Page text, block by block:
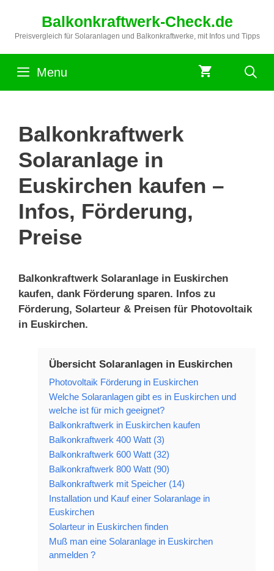
springen
Balkonkraftwerk-Check.de
Preisvergleich für Solaranlagen und Balkonkraftwerke, mit Infos und Tipps
Menu
Balkonkraftwerk
Solaranlage in
Euskirchen kaufen –
Infos, Förderung,
Preise
Balkonkraftwerk Solaranlage in Euskirchen
kaufen, dank Förderung sparen. Infos zu
Förderung, Solarteur & Preisen für Photovoltaik
in Euskirchen.
Übersicht Solaranlagen in Euskirchen
Photovoltaik Förderung in Euskirchen
Welche Solaranlagen gibt es in Euskirchen und
welche ist für mich geeignet?
Balkonkraftwerk in Euskirchen kaufen
Balkonkraftwerk 400 Watt (3)
Balkonkraftwerk 600 Watt (32)
Balkonkraftwerk 800 Watt (90)
Balkonkraftwerk mit Speicher (14)
Installation und Kauf einer Solaranlage in
Euskirchen
Solarteur in Euskirchen finden
Muß man eine Solaranlage in Euskirchen
anmelden ?